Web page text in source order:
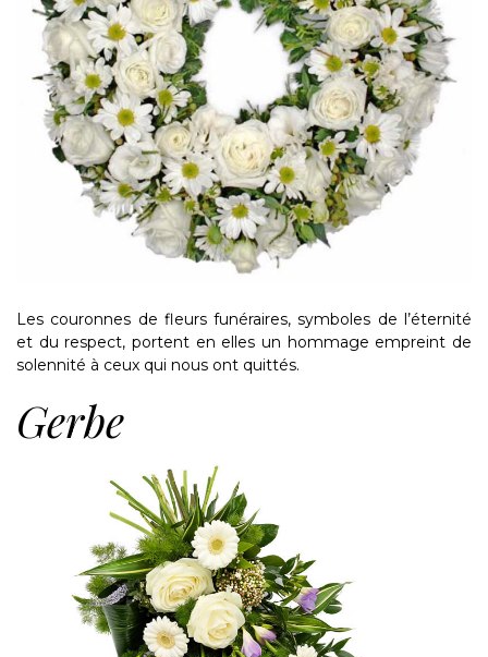
Les couronnes de fleurs funéraires, symboles de l’éternité
et du respect, portent en elles un hommage empreint de
solennité à ceux qui nous ont quittés.
Gerbe